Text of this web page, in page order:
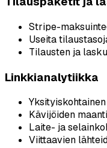
Stripe-
Useita
Tilausten ja
Linkkianalytiikka
Kävijöiden
Laite- ja
Viittaavien